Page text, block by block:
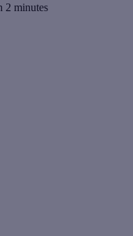
2 minutes